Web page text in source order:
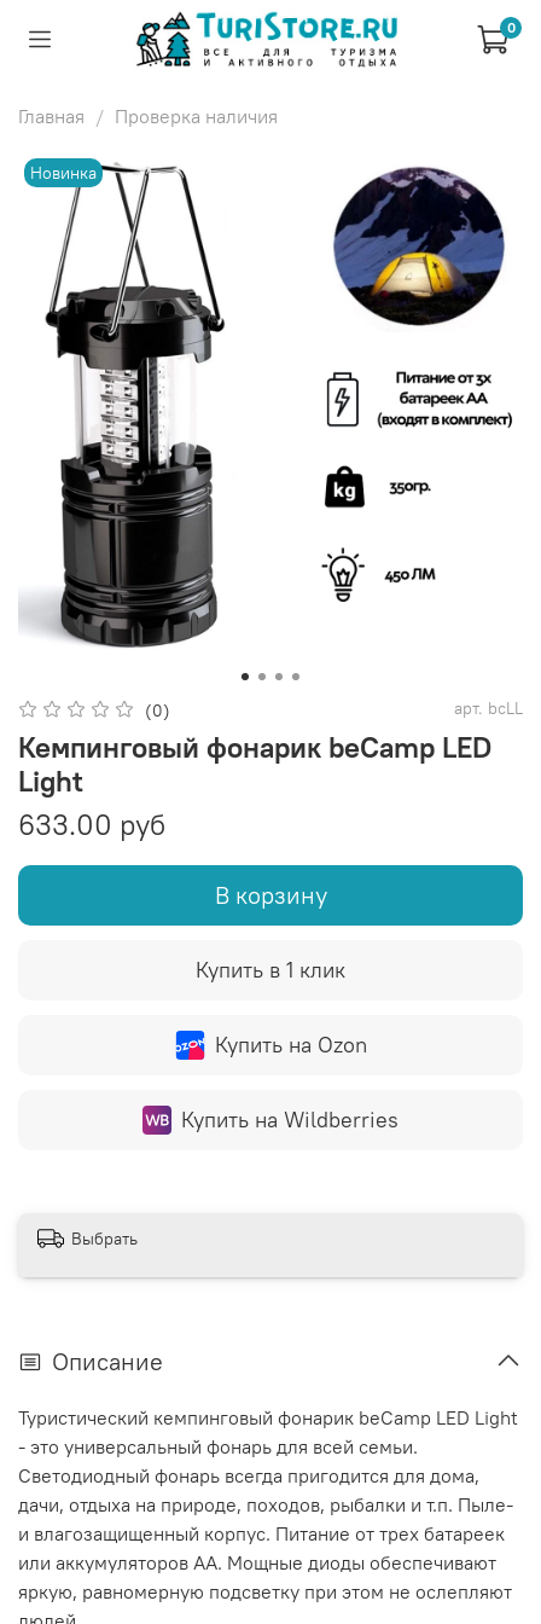
0
Главная Проверка наличия
Новинка
(0) арт. bcLL
Кемпинговый фонарик beCamp LED
Light
633.00 руб
В корзину
Купить в 1 клик
Купить на Ozon
Купить на Wildberries
Выбрать
Описание
Туристический кемпинговый фонарик beCamp LED Light
- это универсальный фонарь для всей семьи.
Светодиодный фонарь всегда пригодится для дома,
дачи, отдыха на природе, походов, рыбалки и т.п. Пыле-
и влагозащищенный корпус. Питание от трех батареек
или аккумуляторов AA. Мощные диоды обеспечивают
яркую, равномерную подсветку при этом не ослепляют